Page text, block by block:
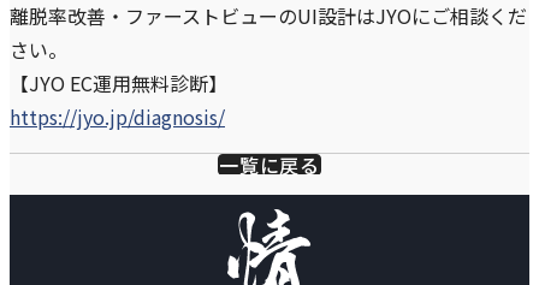
離脱率改善・ファーストビューのUI設計はJYOにご相談くだ
さい。
【JYO EC運用無料診断】
https://jyo.jp/diagnosis/
一覧に戻る